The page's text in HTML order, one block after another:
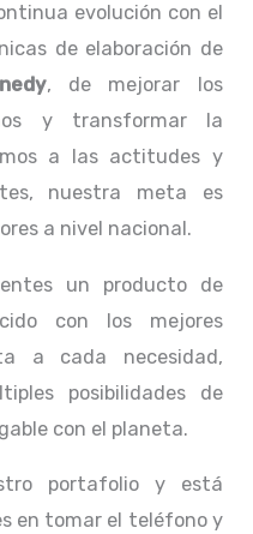
evolución con el
de elaboración de
, de mejorar los
y transformar la
a las actitudes y
nuestra meta es
a nivel nacional.
un producto de
con los mejores
a cada necesidad,
posibilidades de
con el planeta.
portafolio y está
en tomar el teléfono y